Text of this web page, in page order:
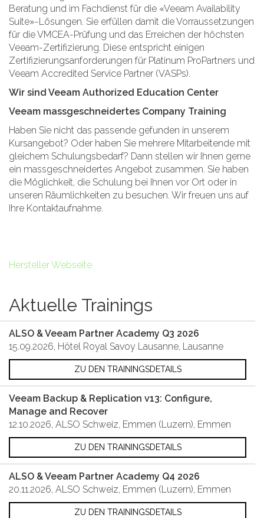
Beratung und im Fachdienst für die «Veeam Availability
Suite»-Lösungen. Sie erfüllen damit die Vorraussetzungen
für die VMCEA-Prüfung und das Erreichen der höchsten
Veeam-Zertifizierung. Diese entspricht einigen
Zertifizierungsanforderungen für Platinum ProPartners und
Veeam Accredited Service Partner (VASPs).
Wir sind Veeam Authorized Education Center
Veeam massgeschneidertes Company Training
Haben Sie nicht das passende gefunden in unserem
Kursangebot? Oder haben Sie mehrere Mitarbeitende mit
gleichem Schulungsbedarf? Dann stellen wir Ihnen gerne
ein massgeschneidertes Angebot zusammen. Sie haben
die Möglichkeit, die Schulung bei Ihnen vor Ort oder in
unseren Räumlichkeiten zu besuchen. Wir freuen uns auf
Ihre Kontaktaufnahme.
Hersteller Webseite
Aktuelle Trainings
ALSO & Veeam Partner Academy Q3 2026
15.09.2026, Hôtel Royal Savoy Lausanne, Lausanne
ZU DEN TRAININGSDETAILS
Veeam Backup & Replication v13: Configure,
Manage and Recover
12.10.2026, ALSO Schweiz, Emmen (Luzern), Emmen
ZU DEN TRAININGSDETAILS
ALSO & Veeam Partner Academy Q4 2026
20.11.2026, ALSO Schweiz, Emmen (Luzern), Emmen
ZU DEN TRAININGSDETAILS